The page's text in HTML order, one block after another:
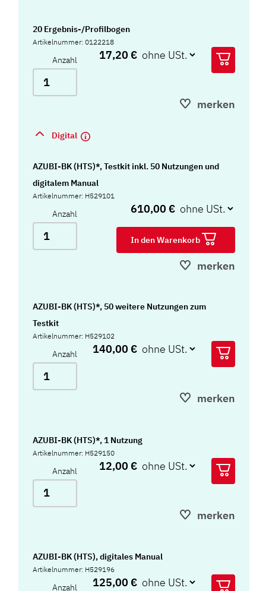
20 Ergebnis-/Profilbogen
Artikelnummer: 0122218
Anzahl 17,20 €
merken
Digital
AZUBI-BK (HTS)*, Testkit inkl. 50 Nutzungen und
digitalem Manual
Artikelnummer: H529101
Anzahl 610,00 €
In den Warenkorb
merken
AZUBI-BK (HTS)*, 50 weitere Nutzungen zum
Testkit
Artikelnummer: H529102
Anzahl 140,00 €
merken
AZUBI-BK (HTS)*, 1 Nutzung
Artikelnummer: H529150
Anzahl 12,00 €
merken
AZUBI-BK (HTS), digitales Manual
Artikelnummer: H529196
Anzahl 125,00 €